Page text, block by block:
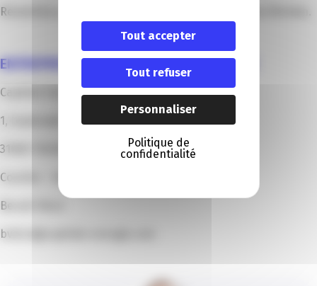
Retombées positives sur l’image du cinéma Eden de Menton.
ENTREPRISE AYANT REALISE LES TRAVAUX
Capitole Energiescapitole energie
1, Esplanade Compans Caffarelli
31000 TOULOUSE
Courtier – Gaz naturel & Electricité
Benoit Vilcot
bvilcot@capitole-energie.com
Tout accepter
Tout refuser
Personnaliser
Politique de
confidentialité